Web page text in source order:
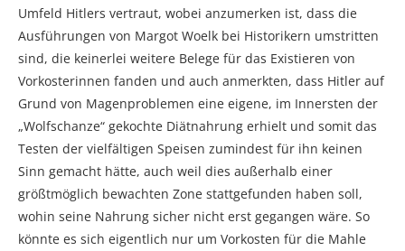
Umfeld Hitlers vertraut, wobei anzumerken ist, dass die
Ausführungen von Margot Woelk bei Historikern umstritten
sind, die keinerlei weitere Belege für das Existieren von
Vorkosterinnen fanden und auch anmerkten, dass Hitler auf
Grund von Magenproblemen eine eigene, im Innersten der
„Wolfschanze“ gekochte Diätnahrung erhielt und somit das
Testen der vielfältigen Speisen zumindest für ihn keinen
Sinn gemacht hätte, auch weil dies außerhalb einer
größtmöglich bewachten Zone stattgefunden haben soll,
wohin seine Nahrung sicher nicht erst gegangen wäre. So
könnte es sich eigentlich nur um Vorkosten für die Mahle